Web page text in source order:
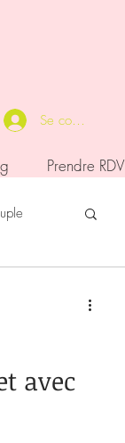
Se connecter
Prendre RDV
avec